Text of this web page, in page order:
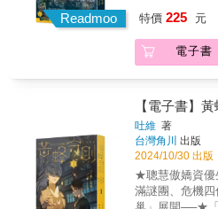
Readmoo
單行本化！★【
（※首刷售完即
「蜂鳴祭」，
性的任務是「
勵，並對蝴蝶為
酷的「斷尾」
人各懷鬼胎。蝶
的抉擇，他最
還是遭人獵捕
特價 225 元
電子書
【電子書】
吐維 著
台灣角川 出版
2024/10/30 出版
★聰慧傲嬌資
滿謎團、危機